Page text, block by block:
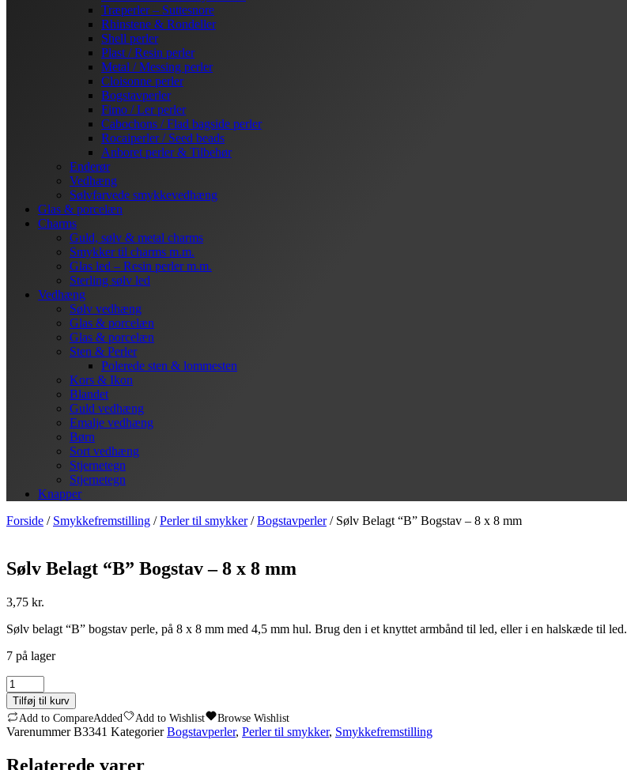
Træperler – Suttesnore
Rhinstene & Rondeller
Shell perler
Plast / Resin perler
Metal / Messing perler
Cloisonne perler
Bogstavperler
Fimo / Ler perler
Cabochons / Flad bagside perler
Rocaiperler / Seed beads
Anboret perler & Tilbehør
Enderør
Vedhæng
Sølvfarvede smykkevedhæng
Glas & porcelæn
Charms
Guld, sølv & metal charms
Smykker til charms m.m.
Glas led – Resin perler m.m.
Sterling sølv led
Vedhæng
Sølv vedhæng
Glas & porcelæn
Glas & porcelæn
Sten & Perler
Polerede sten & lommesten
Kors & Ikon
Blandet
Guld vedhæng
Emalje vedhæng
Børn
Sort vedhæng
Stjernetegn
Stjernetegn
Knapper
Forside / Smykkefremstilling /Perler til smykker/Bogstavperler/ Sølv Belagt “B” Bogstav – 8 x 8 mm
Sølv Belagt “B” Bogstav – 8 x 8 mm
3,75 kr.
Sølv belagt “B” bogstav perle, på 8 x 8 mm med 4,5 mm hul. Brug den i et knyttet armbånd til led, eller i en halskæde til led.
7 på lager
Sølv
Belagt
"B"
Bogstav
x
Tilføj til kurv
Add to CompareAdded Add to Wishlist Browse Wishlist
VarenummerB3341 Kategorier Bogstavperler, Perler til smykker, Smykkefremstilling
Relaterede varer